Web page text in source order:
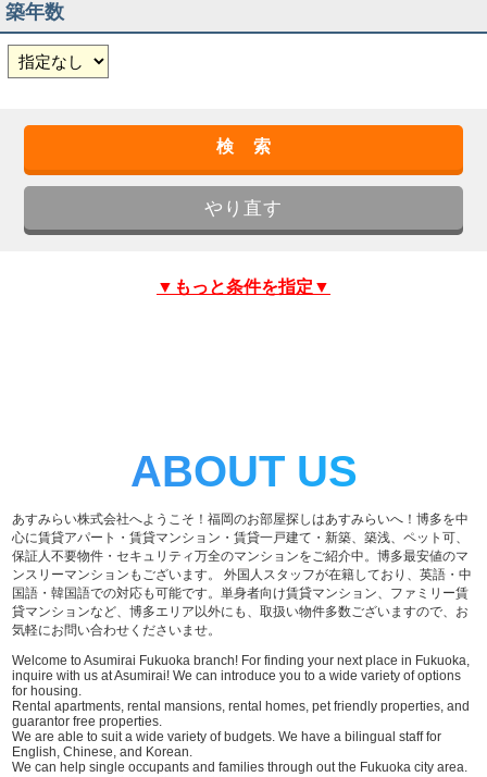
築年数
▼もっと条件を指定▼
ABOUT US
あすみらい株式会社へようこそ！福岡のお部屋探しはあすみらいへ！博多を中
心に賃貸アパート・賃貸マンション・賃貸一戸建て・新築、築浅、ペット可、
保証人不要物件・セキュリティ万全のマンションをご紹介中。博多最安値のマ
ンスリーマンションもございます。 外国人スタッフが在籍しており、英語・中
国語・韓国語での対応も可能です。単身者向け賃貸マンション、ファミリー賃
貸マンションなど、博多エリア以外にも、取扱い物件多数ございますので、お
気軽にお問い合わせくださいませ。
Welcome to Asumirai Fukuoka branch! For finding your next place in Fukuoka,
inquire with us at Asumirai! We can introduce you to a wide variety of options
for housing.
Rental apartments, rental mansions, rental homes, pet friendly properties, and
guarantor free properties.
We are able to suit a wide variety of budgets. We have a bilingual staff for
English, Chinese, and Korean.
We can help single occupants and families through out the Fukuoka city area.